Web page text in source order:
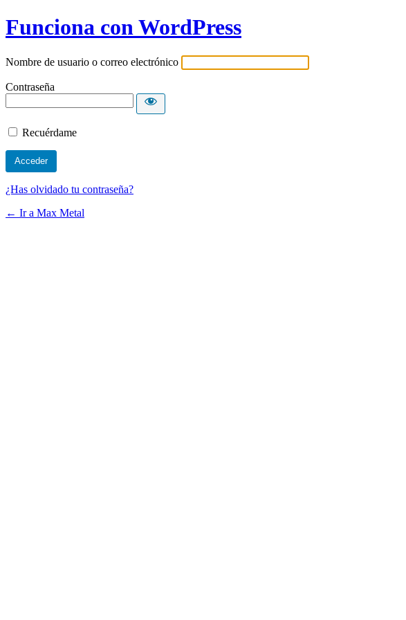
Funciona con WordPress
Nombre de usuario o correo electrónico
Contraseña
Recuérdame
¿Has olvidado tu contraseña?
← Ir a Max Metal